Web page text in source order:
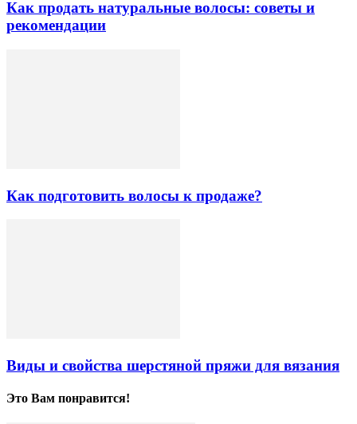
Как продать натуральные волосы: советы и
рекомендации
Как подготовить волосы к продаже?
Виды и свойства шерстяной пряжи для вязания
Это Вам понравится!